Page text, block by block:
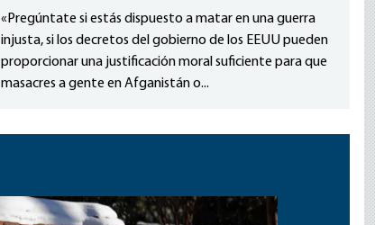
«Pregúntate si estás dispuesto a matar en una guerra
injusta, si los decretos del gobierno de los EEUU pueden
proporcionar una justificación moral suficiente para que
masacres a gente en Afganistán o...